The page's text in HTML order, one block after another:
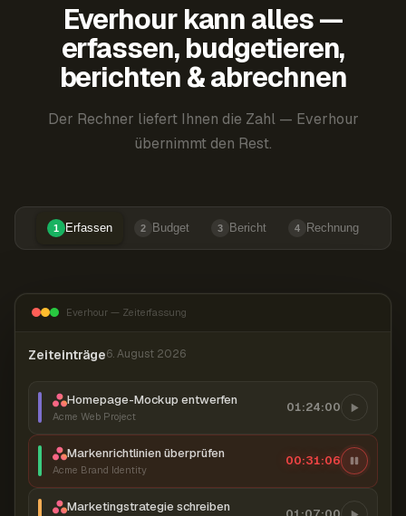
Everhour kann alles —
erfassen, budgetieren,
berichten & abrechnen
Der Rechner liefert Ihnen die Zahl — Everhour
übernimmt den Rest.
1 Erfassen 2 Budget 3 Bericht 4 Rechnung
Everhour — Zeiterfassung
Zeiteinträge6. August 2026
Homepage-Mockup entwerfen
Acme Web Project
01:24:00
Markenrichtlinien überprüfen
Acme Brand Identity
00:31:07
Marketingstrategie schreiben